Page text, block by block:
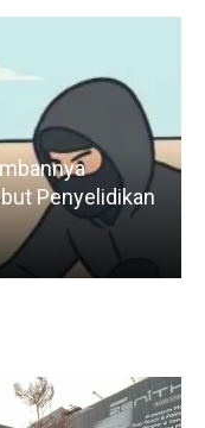
Penyelidikan